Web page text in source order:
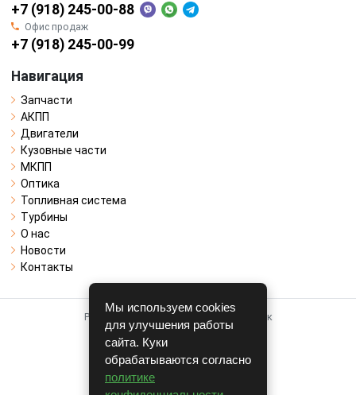
+7 (918) 245-00-88
Офис продаж
+7 (918) 245-00-99
Навигация
Запчасти
АКПП
Двигатели
Кузовные части
МКПП
Оптика
Топливная система
Турбины
О нас
Новости
Контакты
Работает на системе для авторазборок
CARRO.БИЗНЕС
Полная версия
© COPYRIGHT 2026 г.
Мы используем cookies
для улучшения работы
сайта. Куки
обрабатываются согласно
политике